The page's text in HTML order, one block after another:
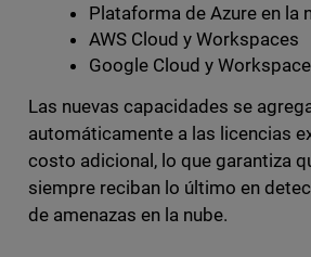
Plataforma de Azure en la
AWS Cloud y Workspaces
Google Cloud y
Las nuevas capacidades se
automáticamente a las licencias
costo adicional, lo que garantiza
siempre reciban lo último en
de amenazas en la nube.